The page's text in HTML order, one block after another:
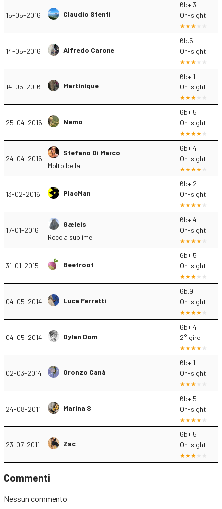
15-05-2016 Claudio Stenti
6b+.3
On-sight
14-05-2016 Alfredo Carone
6b.5
On-sight
14-05-2016 Martinique
6b+.1
On-sight
25-04-2016 Nemo
6b+.5
On-sight
24-04-2016
Stefano Di Marco
Molto bella!
6b+.4
On-sight
13-02-2016 PlacMan
6b+.2
On-sight
17-01-2016
Gæleis
Roccia sublime.
6b+.4
On-sight
31-01-2015 Beetroot
6b+.5
On-sight
04-05-2014 Luca Ferretti
6b.9
On-sight
04-05-2014 Dylan Dom
6b+.4
2° giro
02-03-2014 Oronzo Canà
6b+.1
On-sight
24-08-2011 Marina S
6b+.5
On-sight
23-07-2011 Zac
6b+.5
On-sight
Commenti
Nessun commento